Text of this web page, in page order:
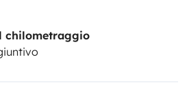
chilometraggio